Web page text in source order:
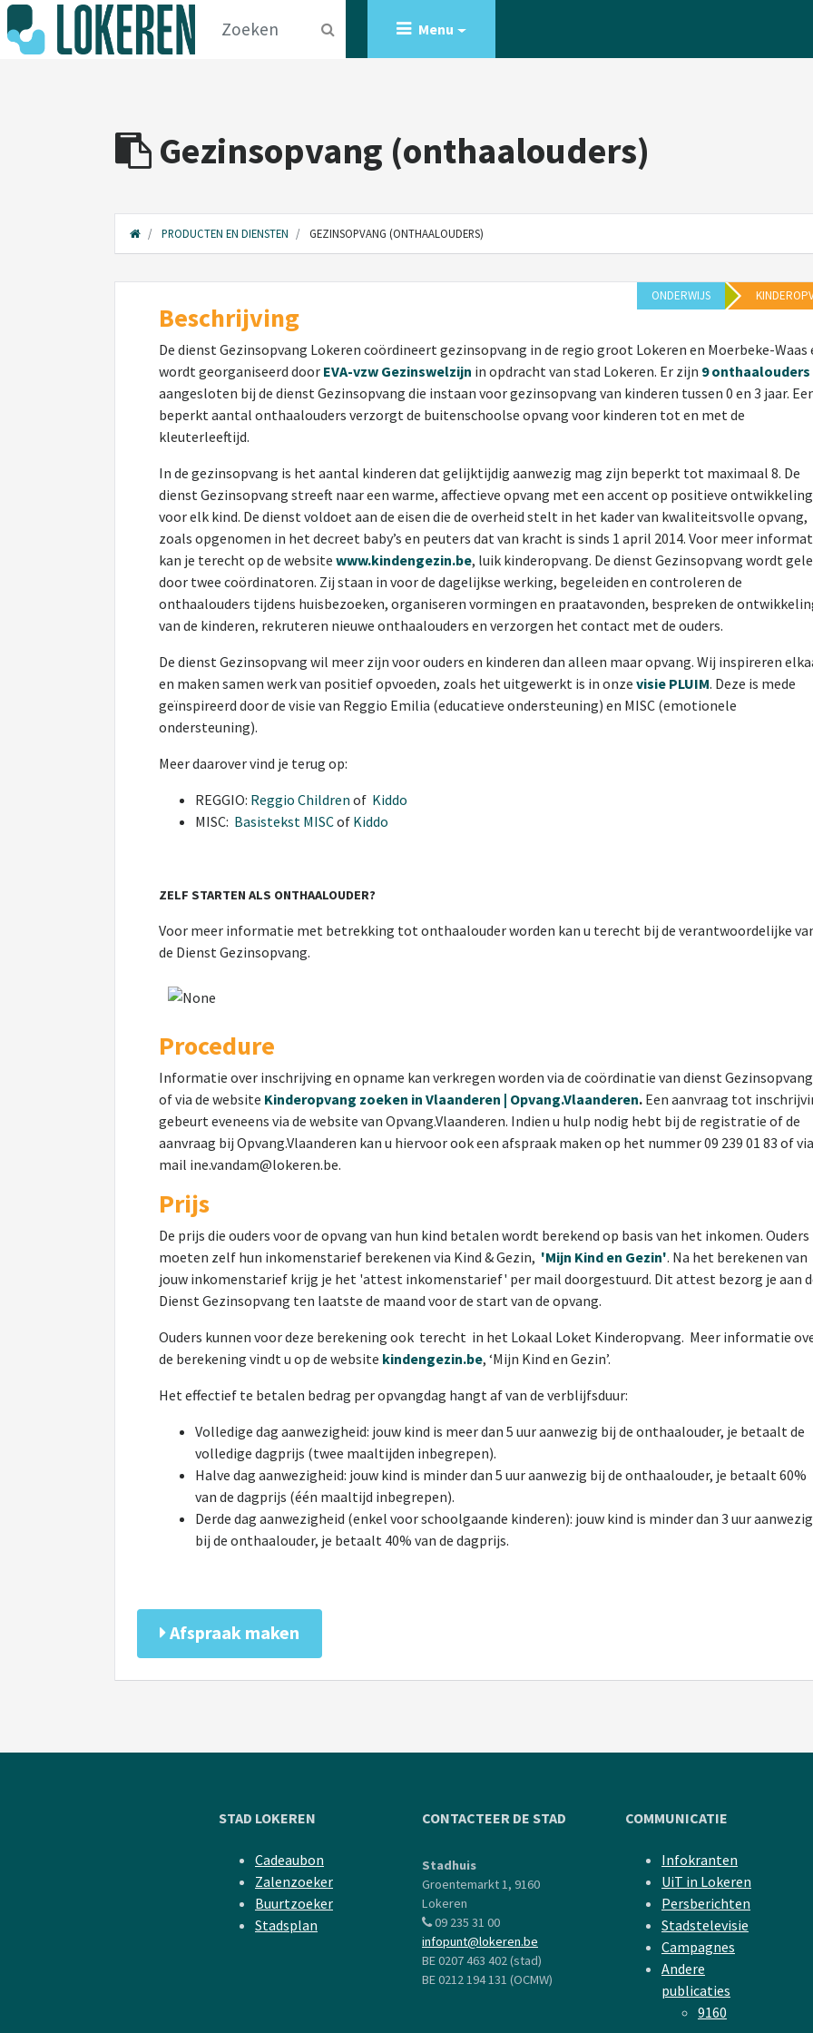
Menu
Gezinsopvang (onthaalouders)
PRODUCTEN EN DIENSTEN GEZINSOPVANG (ONTHAALOUDERS)
ONDERWIJS
Beschrijving
De dienst Gezinsopvang Lokeren coördineert gezinsopvang in de regio groot Lokeren en Moerbeke-Waas
wordt georganiseerd door EVA-vzw Gezinswelzijn in opdracht van stad Lokeren. Er zijn 9 onthaalouders
aangesloten bij de dienst Gezinsopvang die instaan voor gezinsopvang van kinderen tussen 0 en 3 jaar.
beperkt aantal onthaalouders verzorgt de buitenschoolse opvang voor kinderen tot en met de
kleuterleeftijd.
In de gezinsopvang is het aantal kinderen dat gelijktijdig aanwezig mag zijn beperkt tot maximaal 8. De
dienst Gezinsopvang streeft naar een warme, affectieve opvang met een accent op positieve ontwikkeling
voor elk kind. De dienst voldoet aan de eisen die de overheid stelt in het kader van kwaliteitsvolle opvang,
zoals opgenomen in het decreet baby’s en peuters dat van kracht is sinds 1 april 2014. Voor meer
kan je terecht op de website www.kindengezin.be, luik kinderopvang. De dienst Gezinsopvang wordt
door twee coördinatoren. Zij staan in voor de dagelijkse werking, begeleiden en controleren de
onthaalouders tijdens huisbezoeken, organiseren vormingen en praatavonden, bespreken de
van de kinderen, rekruteren nieuwe onthaalouders en verzorgen het contact met de ouders.
De dienst Gezinsopvang wil meer zijn voor ouders en kinderen dan alleen maar opvang. Wij inspireren
en maken samen werk van positief opvoeden, zoals het uitgewerkt is in onze visie PLUIM. Deze is mede
geïnspireerd door de visie van Reggio Emilia (educatieve ondersteuning) en MISC (emotionele
ondersteuning).
Meer daarover vind je terug op:
REGGIO: Reggio Children of Kiddo
MISC: Basistekst MISCof Kiddo
ZELF STARTEN ALS ONTHAALOUDER?
Voor meer informatie met betrekking tot onthaalouder worden kan u terecht bij de verantwoordelijke
de Dienst Gezinsopvang.
Procedure
Informatie over inschrijving en opname kan verkregen worden via de coördinatie van dienst Gezinsopvang
of via de website Kinderopvang zoeken in Vlaanderen | Opvang.Vlaanderen. Een aanvraag tot
gebeurt eveneens via de website van Opvang.Vlaanderen. Indien u hulp nodig hebt bij de registratie of de
aanvraag bij Opvang.Vlaanderen kan u hiervoor ook een afspraak maken op het nummer 09 239 01 83 of via
mail ine.vandam@lokeren.be.
Prijs
De prijs die ouders voor de opvang van hun kind betalen wordt berekend op basis van het inkomen. Ouders
moeten zelf hun inkomenstarief berekenen via Kind & Gezin, 'Mijn Kind en Gezin'. Na het berekenen van
jouw inkomenstarief krijg je het 'attest inkomenstarief' per mail doorgestuurd. Dit attest bezorg je aan
Dienst Gezinsopvang ten laatste de maand voor de start van de opvang.
Ouders kunnen voor deze berekening ook terecht in het Lokaal Loket Kinderopvang. Meer informatie
de berekening vindt u op de website kindengezin.be, ‘Mijn Kind en Gezin’.
Het effectief te betalen bedrag per opvangdag hangt af van de verblijfsduur:
Volledige dag aanwezigheid: jouw kind is meer dan 5 uur aanwezig bij de onthaalouder, je betaalt de
volledige dagprijs (twee maaltijden inbegrepen).
Halve dag aanwezigheid: jouw kind is minder dan 5 uur aanwezig bij de onthaalouder, je betaalt 60%
van de dagprijs (één maaltijd inbegrepen).
Derde dag aanwezigheid (enkel voor schoolgaande kinderen): jouw kind is minder dan 3 uur aanwezig
bij de onthaalouder, je betaalt 40% van de dagprijs.
Afspraak maken
STAD LOKEREN
Cadeaubon
Zalenzoeker
Buurtzoeker
Stadsplan
CONTACTEER DE STAD
Stadhuis
Groentemarkt 1, 9160
Lokeren
09 235 31 00
infopunt@lokeren.be
BE 0207 463 402 (stad)
BE 0212 194 131 (OCMW)
COMMUNICATIE
Infokranten
UiT in Lokeren
Persberichten
Stadstelevisie
Campagnes
Andere
publicaties
9160